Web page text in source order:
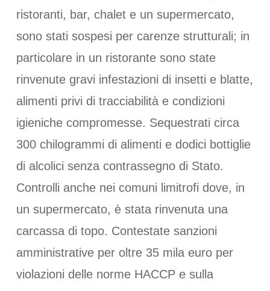
ristoranti, bar, chalet e un supermercato,
sono stati sospesi per carenze strutturali; in
particolare in un ristorante sono state
rinvenute gravi infestazioni di insetti e blatte,
alimenti privi di tracciabilità e condizioni
igieniche compromesse. Sequestrati circa
300 chilogrammi di alimenti e dodici bottiglie
di alcolici senza contrassegno di Stato.
Controlli anche nei comuni limitrofi dove, in
un supermercato, è stata rinvenuta una
carcassa di topo. Contestate sanzioni
amministrative per oltre 35 mila euro per
violazioni delle norme HACCP e sulla